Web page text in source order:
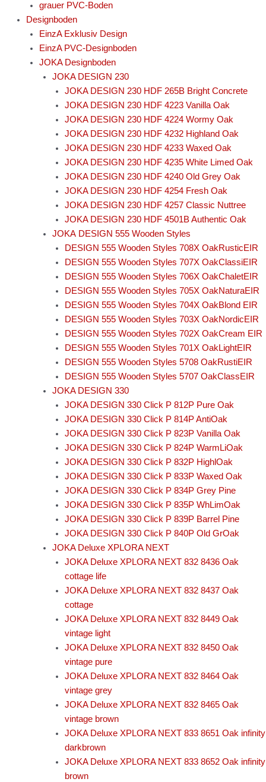
grauer PVC-Boden
Designboden
EinzA Exklusiv Design
EinzA PVC-Designboden
JOKA Designboden
JOKA DESIGN 230
JOKA DESIGN 230 HDF 265B Bright Concrete
JOKA DESIGN 230 HDF 4223 Vanilla Oak
JOKA DESIGN 230 HDF 4224 Wormy Oak
JOKA DESIGN 230 HDF 4232 Highland Oak
JOKA DESIGN 230 HDF 4233 Waxed Oak
JOKA DESIGN 230 HDF 4235 White Limed Oak
JOKA DESIGN 230 HDF 4240 Old Grey Oak
JOKA DESIGN 230 HDF 4254 Fresh Oak
JOKA DESIGN 230 HDF 4257 Classic Nuttree
JOKA DESIGN 230 HDF 4501B Authentic Oak
JOKA DESIGN 555 Wooden Styles
DESIGN 555 Wooden Styles 708X OakRusticEIR
DESIGN 555 Wooden Styles 707X OakClassiEIR
DESIGN 555 Wooden Styles 706X OakChaletEIR
DESIGN 555 Wooden Styles 705X OakNaturaEIR
DESIGN 555 Wooden Styles 704X OakBlond EIR
DESIGN 555 Wooden Styles 703X OakNordicEIR
DESIGN 555 Wooden Styles 702X OakCream EIR
DESIGN 555 Wooden Styles 701X OakLightEIR
DESIGN 555 Wooden Styles 5708 OakRustiEIR
DESIGN 555 Wooden Styles 5707 OakClassEIR
JOKA DESIGN 330
JOKA DESIGN 330 Click P 812P Pure Oak
JOKA DESIGN 330 Click P 814P AntiOak
JOKA DESIGN 330 Click P 823P Vanilla Oak
JOKA DESIGN 330 Click P 824P WarmLiOak
JOKA DESIGN 330 Click P 832P HighlOak
JOKA DESIGN 330 Click P 833P Waxed Oak
JOKA DESIGN 330 Click P 834P Grey Pine
JOKA DESIGN 330 Click P 835P WhLimOak
JOKA DESIGN 330 Click P 839P Barrel Pine
JOKA DESIGN 330 Click P 840P Old GrOak
JOKA Deluxe XPLORA NEXT
JOKA Deluxe XPLORA NEXT 832 8436 Oak
cottage life
JOKA Deluxe XPLORA NEXT 832 8437 Oak
cottage
JOKA Deluxe XPLORA NEXT 832 8449 Oak
vintage light
JOKA Deluxe XPLORA NEXT 832 8450 Oak
vintage pure
JOKA Deluxe XPLORA NEXT 832 8464 Oak
vintage grey
JOKA Deluxe XPLORA NEXT 832 8465 Oak
vintage brown
JOKA Deluxe XPLORA NEXT 833 8651 Oak infinity
darkbrown
JOKA Deluxe XPLORA NEXT 833 8652 Oak infinity
brown